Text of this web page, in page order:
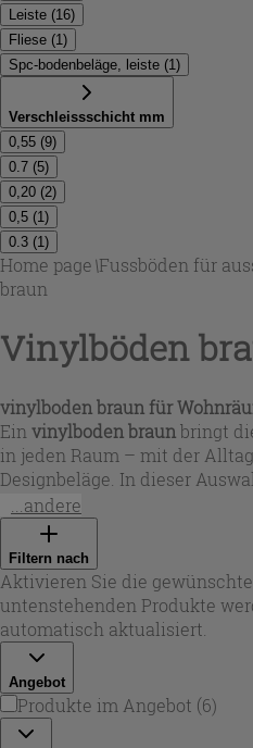
Leiste (16)
Fliese (1)
Spc-bodenbeläge, leiste (1)
Verschleissschicht mm
0,55 (9)
0.7 (5)
0,20 (2)
0,5 (1)
0.3 (1)
Home page\Fussböden für
braun
Vinylböden
vinylboden braun für
Ein vinylboden braunbringt
in jeden Raum – mit der
Designbeläge. In dieser
robuste SPC-Varianten (Rigid
Trittschalldämmung sowie
schnelle Renovierungen. Die
natürlicher Eiche über
rustikalen, goldbraunen
brauner vinylbodenzeitlos
pflegeleicht bleiben soll. Bei
Dielen für offene
graubraunen Zementoptiken.
...andere
Filtern nach
Aktivieren Sie die
untenstehenden Produkte
automatisch aktualisiert.
Angebot
Produkte im Angebot (6)